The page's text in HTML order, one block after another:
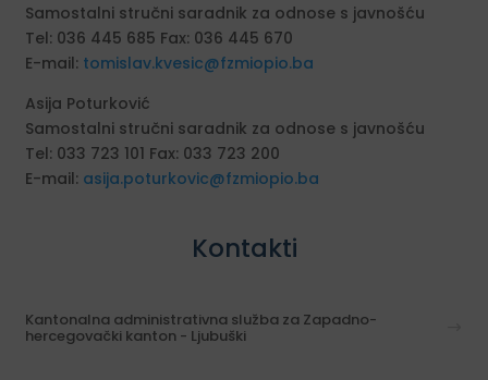
Samostalni stručni saradnik za odnose s javnošću
Tel: 036 445 685 Fax: 036 445 670
E-mail: tomislav.kvesic@fzmiopio.ba
Asija Poturković
Samostalni stručni saradnik za odnose s javnošću
Tel: 033 723 101 Fax: 033 723 200
E-mail: asija.poturkovic@fzmiopio.ba
Kontakti
Kantonalna administrativna služba za Zapadno-
hercegovački kanton - Ljubuški